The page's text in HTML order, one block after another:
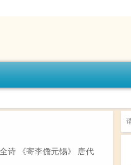
诗 《寄李儋元锡》 唐代